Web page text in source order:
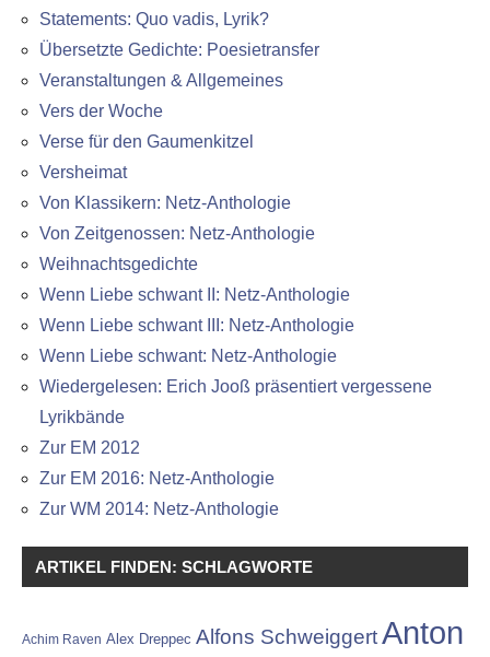
Statements: Quo vadis, Lyrik?
Übersetzte Gedichte: Poesietransfer
Veranstaltungen & Allgemeines
Vers der Woche
Verse für den Gaumenkitzel
Versheimat
Von Klassikern: Netz-Anthologie
Von Zeitgenossen: Netz-Anthologie
Weihnachtsgedichte
Wenn Liebe schwant II: Netz-Anthologie
Wenn Liebe schwant III: Netz-Anthologie
Wenn Liebe schwant: Netz-Anthologie
Wiedergelesen: Erich Jooß präsentiert vergessene
Lyrikbände
Zur EM 2012
Zur EM 2016: Netz-Anthologie
Zur WM 2014: Netz-Anthologie
ARTIKEL FINDEN: SCHLAGWORTE
Achim Raven Alex Dreppec Alfons SchweiggertAnton